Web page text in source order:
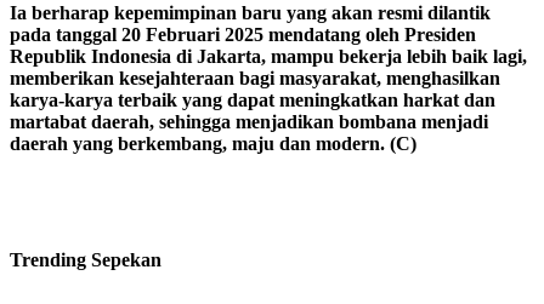
Ia berharap kepemimpinan baru yang akan resmi dilantik
pada tanggal 20 Februari 2025 mendatang oleh Presiden
Republik Indonesia di Jakarta, mampu bekerja lebih baik lagi,
memberikan kesejahteraan bagi masyarakat, menghasilkan
karya-karya terbaik yang dapat meningkatkan harkat dan
martabat daerah, sehingga menjadikan bombana menjadi
daerah yang berkembang, maju dan modern. (C)
Trending Sepekan